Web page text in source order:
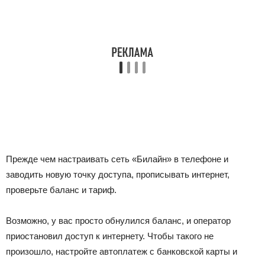
Прежде чем настраивать сеть «Билайн» в телефоне и
заводить новую точку доступа, прописывать интернет,
проверьте баланс и тариф.
Возможно, у вас просто обнулился баланс, и оператор
приостановил доступ к интернету. Чтобы такого не
произошло, настройте автоплатеж с банковской карты и